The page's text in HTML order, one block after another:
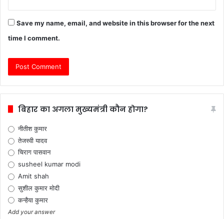
Save my name, email, and website in this browser for the next
time I comment.
बिहार का अगला मुख्यमंत्री कौन होगा?
नीतीश कुमार
तेजस्वी यादव
चिराग पासवान
susheel kumar modi
Amit shah
सुशील कुमार मोदी
कन्हैया कुमार
Add your answer